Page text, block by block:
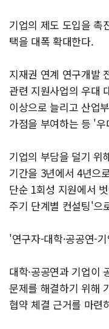
기업의 제도 도입을 촉
택을 대폭 확대한다.
지재권 연계 연구개발
관련 지원사업의 우대
이상으로 늘리고 산업
가점을 부여하는 등 '
기업의 부담을 덜기 위
기간을 3년에서 4년으
단순 1회성 지원에서
주기 단계별 컨설팅'으
'연구자-대학·공공연-
대학·공공연과 기업이
문제를 해결하기 위해
협약 체결 근거를 마련